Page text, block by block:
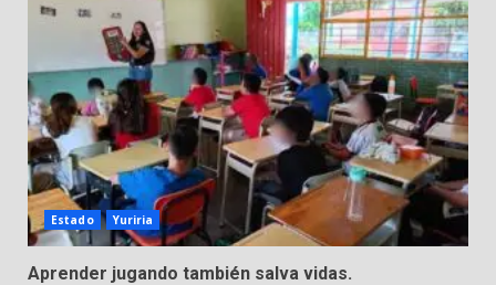
Estado Yuriria
Aprender jugando también salva vidas.